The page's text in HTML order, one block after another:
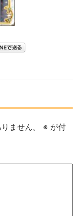
ません。 ※ が付